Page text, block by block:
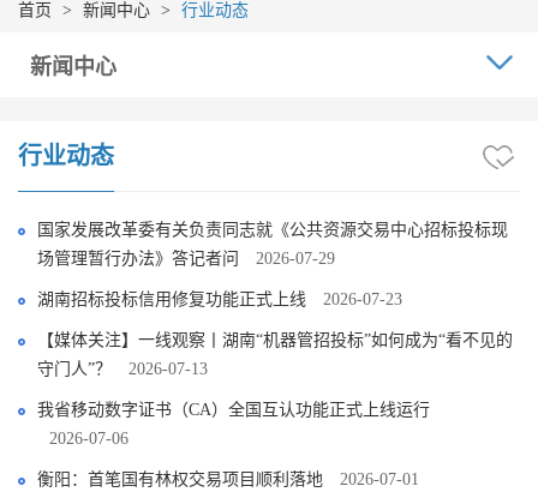
首页 > 新闻中心 > 行业动态
新闻中心
行业动态
国家发展改革委有关负责同志就《公共资源交易中心招标投标现
场管理暂行办法》答记者问
2026-07-29
湖南招标投标信用修复功能正式上线 2026-07-23
【媒体关注】一线观察丨湖南“机器管招投标”如何成为“看不见的
守门人”？
2026-07-13
我省移动数字证书（CA）全国互认功能正式上线运行
2026-07-06
衡阳：首笔国有林权交易项目顺利落地 2026-07-01